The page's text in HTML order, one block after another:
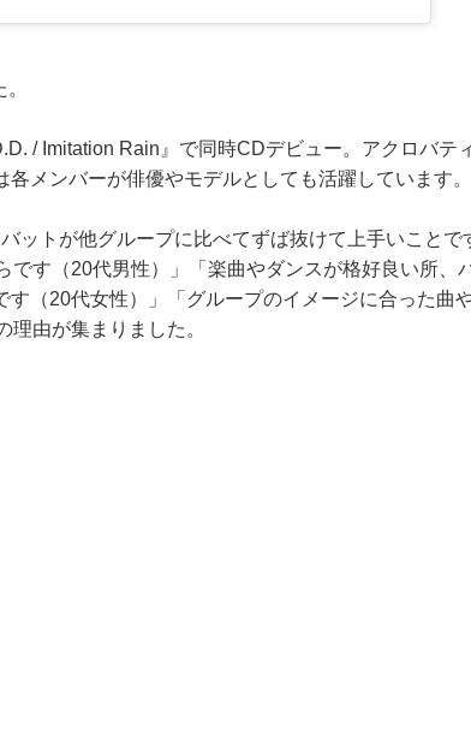
/ Imitation Rain』で同時CDデビュー。アクロバテ
メンバーが俳優やモデルとしても活躍しています。
ットが他グループに比べてずば抜けて上手いことで
す（20代男性）」「楽曲やダンスが格好良い所、
（20代女性）」「グループのイメージに合った曲
由が集まりました。